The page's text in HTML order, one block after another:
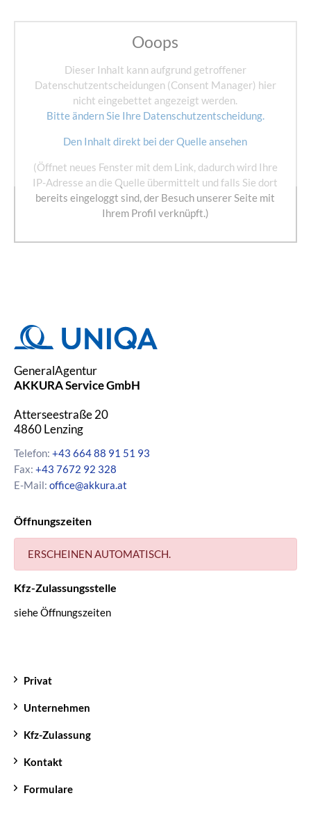
Ooops
Dieser Inhalt kann aufgrund getroffener
Datenschutzentscheidungen (Consent Manager) hier
nicht eingebettet angezeigt werden.
Bitte ändern Sie Ihre Datenschutzentscheidung.
Den Inhalt direkt bei der Quelle ansehen
(Öffnet neues Fenster mit dem Link, dadurch wird Ihre
IP-Adresse an die Quelle übermittelt und falls Sie dort
bereits eingeloggt sind, der Besuch unserer Seite mit
Ihrem Profil verknüpft.)
GeneralAgentur
AKKURA Service GmbH
Atterseestraße 20
4860Lenzing
Telefon: +43 664 88 91 51 93
Fax: +43 7672 92 328
E-Mail: office@akkura.at
Öffnungszeiten
ERSCHEINEN AUTOMATISCH.
Kfz-Zulassungsstelle
siehe Öffnungszeiten
Privat
Unternehmen
Kfz-Zulassung
Kontakt
Formulare